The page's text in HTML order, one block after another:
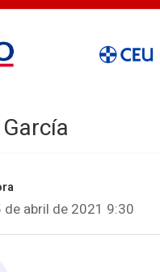
de abril de 2021 9:30